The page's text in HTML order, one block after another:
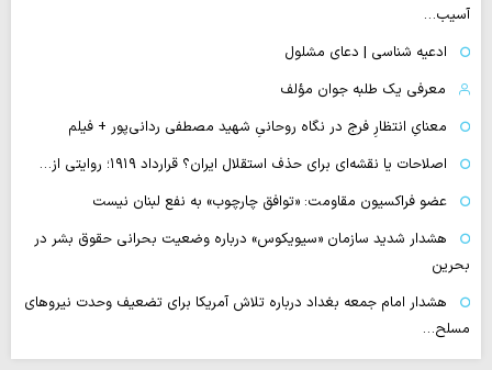
آسیب…
ادعیه شناسی | دعای مشلول
معرفی یک طلبه جوان مؤلف
معنایِ انتظارِ فرج در نگاه روحانیِ شهید مصطفی ردانی‌پور + فیلم
اصلاحات یا نقشه‌ای برای حذف استقلال ایران؟ قرارداد ۱۹۱۹؛ روایتی از…
عضو فراکسیون مقاومت: «توافق چارچوب» به نفع لبنان نیست
هشدار شدید سازمان «سیویکوس» درباره وضعیت بحرانی حقوق بشر در
بحرین
هشدار امام جمعه بغداد درباره تلاش آمریکا برای تضعیف وحدت نیروهای
مسلح…